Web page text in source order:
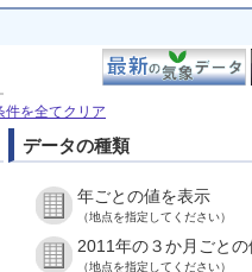
件を全てクリア
データの種類
年ごとの値を表示
（地点を指定してください）
2011年の３か月ごと
（地点を指定してください）